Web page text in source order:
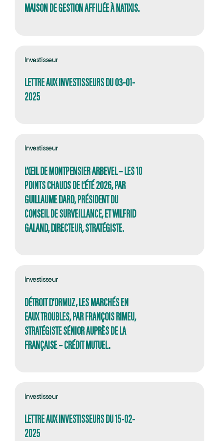
MAISON DE GESTION AFFILIÉE À NATIXIS.
Investisseur
LETTRE AUX INVESTISSEURS DU 03-01-
2025
Investisseur
L’ŒIL DE MONTPENSIER ARBEVEL – LES 10
POINTS CHAUDS DE L’ÉTÉ 2026, PAR
GUILLAUME DARD, PRÉSIDENT DU
CONSEIL DE SURVEILLANCE, ET WILFRID
GALAND, DIRECTEUR, STRATÉGISTE.
Investisseur
DÉTROIT D’ORMUZ, LES MARCHÉS EN
EAUX TROUBLES, PAR FRANÇOIS RIMEU,
STRATÉGISTE SÉNIOR AUPRÈS DE LA
FRANÇAISE – CRÉDIT MUTUEL.
Investisseur
LETTRE AUX INVESTISSEURS DU 15-02-
2025